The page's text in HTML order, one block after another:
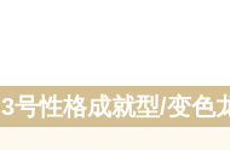
3号性格成就型/变色